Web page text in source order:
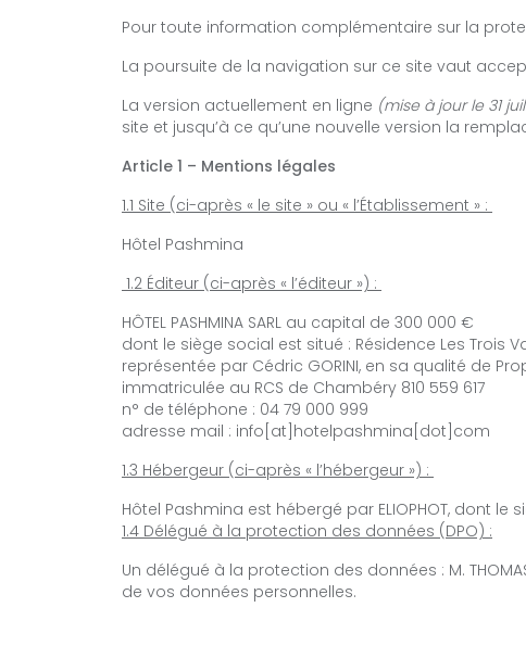
Pour toute information complémentaire sur la
La poursuite de la navigation sur ce site vaut
La version actuellement en ligne (mise à jour le 31
site et jusqu’à ce qu’une nouvelle version la
Article 1 – Mentions légales
1.1 Site (ci-après « le site » ou « l’Établissement » :
Hôtel Pashmina
1.2 Éditeur (ci-après « l’éditeur ») :
HÔTEL PASHMINA SARL au capital de 300 000 €
dont le siège social est situé : Résidence Les Trois
représentée par Cédric GORINI, en sa qualité de
immatriculée au RCS de Chambéry 810 559 617
n° de téléphone : 04 79 000 999
adresse mail : info[at]hotelpashmina[dot]com
1.3 Hébergeur (ci-après « l’hébergeur ») :
Hôtel Pashmina est hébergé par ELIOPHOT, dont le
1.4 Délégué à la protection des données (DPO) :
Un délégué à la protection des données : M.
de vos données personnelles.